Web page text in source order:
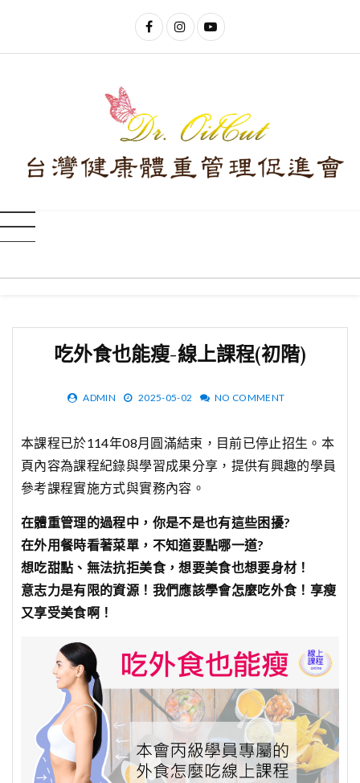
吃外食也能瘦-線上課程(初階)
ADMIN 2025-05-02 NO COMMENT
本課程已於114年08月圓滿結束，目前已停止招生。本
頁內容為課程紀錄與學習成果分享，提供有興趣的學員
參考課程實施方式與實務內容。
在體重管理的過程中，你是不是也有這些困擾?
在外用餐時看著菜單，不知道要點哪一道?
想吃甜點、無法抗拒美食，想要美食也想要身材！
意志力是有限的資源！我們應該學會怎麼吃外食！享瘦
又享受美食啊！